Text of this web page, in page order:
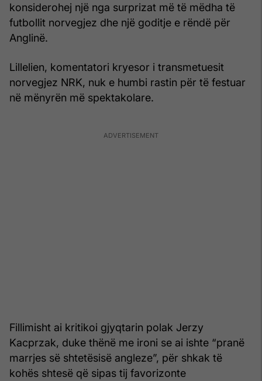
konsiderohej një nga surprizat më të mëdha të
futbollit norvegjez dhe një goditje e rëndë për
Anglinë.
Lillelien, komentatori kryesor i transmetuesit
norvegjez NRK, nuk e humbi rastin për të festuar
në mënyrën më spektakolare.
Fillimisht ai kritikoi gjyqtarin polak Jerzy
Kacprzak, duke thënë me ironi se ai ishte “pranë
marrjes së shtetësisë angleze”, për shkak të
kohës shtesë që sipas tij favorizonte